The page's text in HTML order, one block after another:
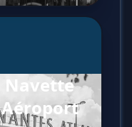
Navette
Aéroport